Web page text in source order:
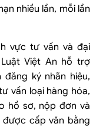
nhiều lần, mỗi lần
vực tư vấn và đại
Việt An hỗ trợ
ký nhãn hiệu,
vấn loại hàng hóa,
hồ sơ, nộp đơn và
cấp văn bằng